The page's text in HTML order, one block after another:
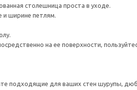
столешница проста в уходе.
и ширине петлям.
на ее поверхности,
подходящие для ваших стен шурупы,